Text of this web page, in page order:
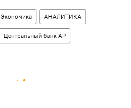
Экономика АНАЛИТИКА
Центральный банк АР